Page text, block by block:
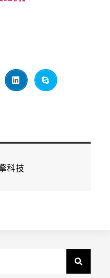
科技